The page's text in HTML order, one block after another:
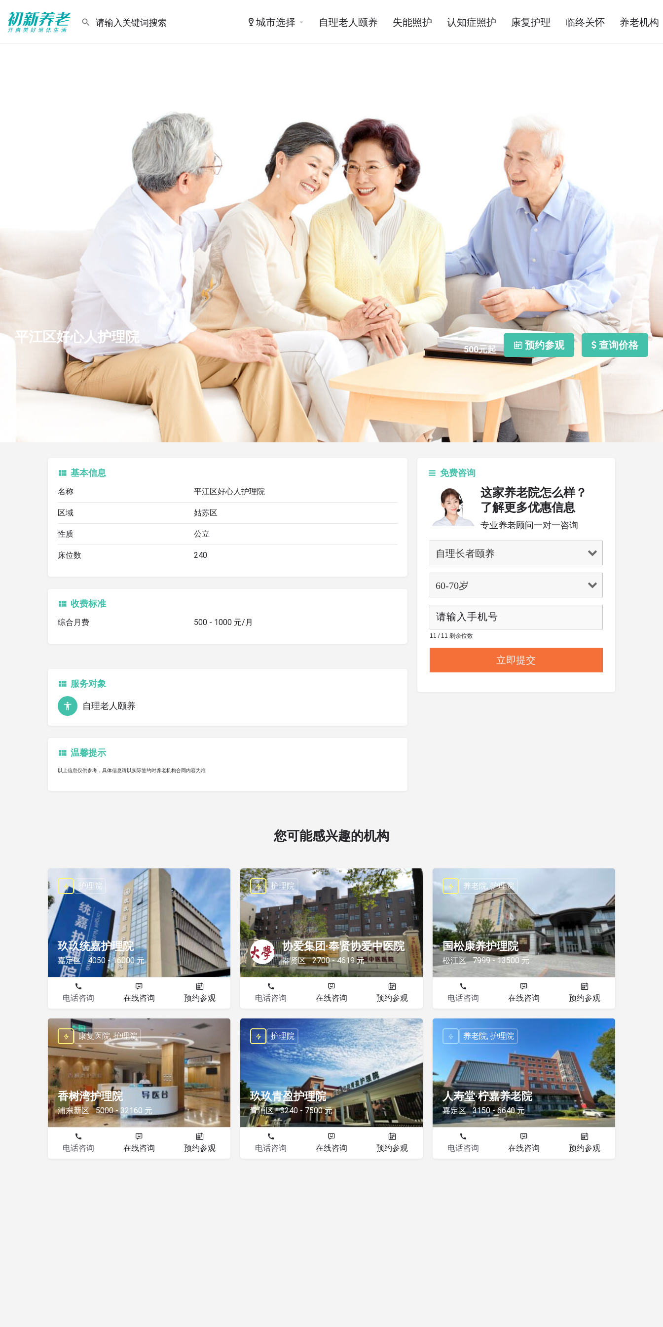
城市选择 自理老人颐养 失能照护 认知症照护 康复护理 临终关怀 养老机构
平江区好心人护理院 每月费用
500元起 预约参观 查询价格
基本信息 详细信息 地图
在线咨询 预约参观 纠错
基本信息
名称 平江区好心人护理院
区域 姑苏区
性质 公立
床位数 240
收费标准
综合月费 500 - 1000 元/月
服务对象
自理老人颐养
温馨提示
以上信息仅供参考，具体信息请以实际签约时养老机构合同内容为准
免费咨询
这家养老院怎么样？
了解更多优惠信息
专业养老顾问一对一咨询
11 / 11 剩余位数
您可能感兴趣的机构
玖玖统嘉护理院
嘉定区 4050 - 16000 元
护理院
电话咨询 在线咨询 预约参观
协爱集团·奉贤协爱中医院
奉贤区 2700 - 4619 元
护理院
电话咨询 在线咨询 预约参观
国松康养护理院
松江区 7999 - 13500 元
养老院, 护理院
电话咨询 在线咨询 预约参观
香树湾护理院
浦东新区 5000 - 32160 元
康复医院, 护理院
电话咨询 在线咨询 预约参观
玖玖青盈护理院
青浦区 3240 - 7500 元
护理院
电话咨询 在线咨询 预约参观
人寿堂·柠嘉养老院
嘉定区 3150 - 6640 元
养老院, 护理院
电话咨询 在线咨询 预约参观